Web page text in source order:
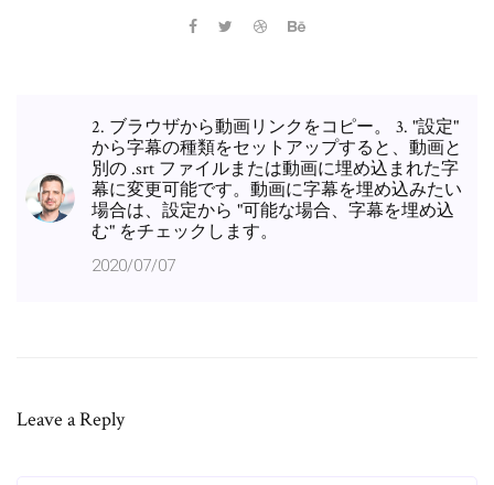
2. ブラウザから動画リンクをコピー。 3. "設定"
から字幕の種類をセットアップすると、動画と
別の .srt ファイルまたは動画に埋め込まれた字
幕に変更可能です。動画に字幕を埋め込みたい
場合は、設定から "可能な場合、字幕を埋め込
む" をチェックします。
2020/07/07
Leave a Reply